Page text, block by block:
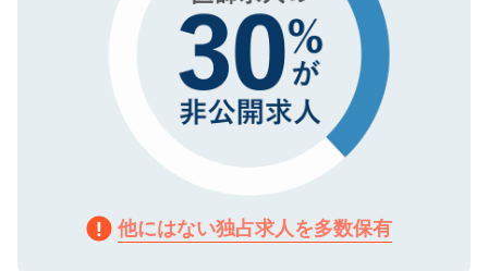
他にはない独占求人を多数保有